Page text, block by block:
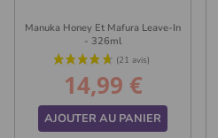
Manuka Honey Et Mafura Leave-In
- 326ml
Prix
14,99 €
AJOUTER AU PANIER